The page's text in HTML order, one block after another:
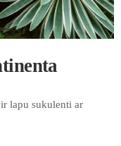
lapu sukulenti ar